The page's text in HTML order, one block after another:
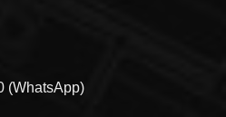
(WhatsApp)